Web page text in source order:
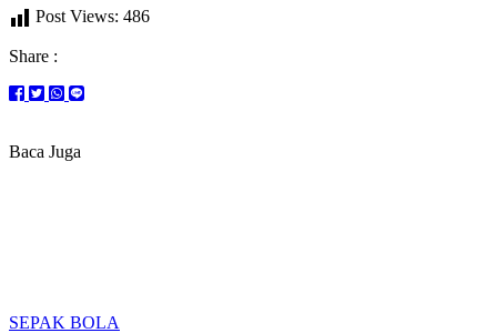
Post Views: 486
Share :
Baca Juga
SEPAK BOLA